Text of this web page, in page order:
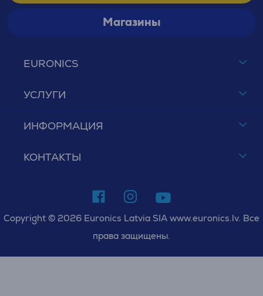
EURONICS
УСЛУГИ
ИНФОРМАЦИЯ
КОНТАКТЫ
Магазины
Copyright © 2026 Euronics Latvia SIA www.euronics.lv. Все
права защищены.